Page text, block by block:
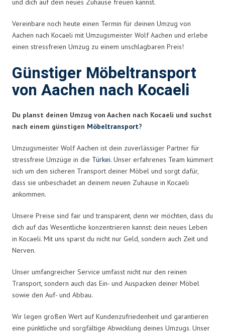
und dich auf dein neues Zuhause freuen kannst.
Vereinbare noch heute einen Termin für deinen Umzug von
Aachen nach Kocaeli mit Umzugsmeister Wolf Aachen und erlebe
einen stressfreien Umzug zu einem unschlagbaren Preis!
Günstiger Möbeltransport
von Aachen nach Kocaeli
Du planst deinen Umzug von Aachen nach Kocaeli und suchst
nach einem günstigen Möbeltransport?
Umzugsmeister Wolf Aachen ist dein zuverlässiger Partner für
stressfreie Umzüge in die Türkei. Unser erfahrenes Team kümmert
sich um den sicheren Transport deiner Möbel und sorgt dafür,
dass sie unbeschadet an deinem neuen Zuhause in Kocaeli
ankommen.
Unsere Preise sind fair und transparent, denn wir möchten, dass du
dich auf das Wesentliche konzentrieren kannst: dein neues Leben
in Kocaeli. Mit uns sparst du nicht nur Geld, sondern auch Zeit und
Nerven.
Unser umfangreicher Service umfasst nicht nur den reinen
Transport, sondern auch das Ein- und Auspacken deiner Möbel
sowie den Auf- und Abbau.
Wir legen großen Wert auf Kundenzufriedenheit und garantieren
eine pünktliche und sorgfältige Abwicklung deines Umzugs. Unser